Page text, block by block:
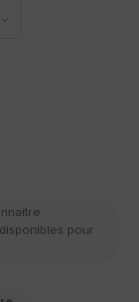
pour